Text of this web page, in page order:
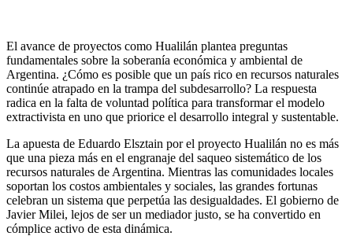
El avance de proyectos como Hualilán plantea preguntas
fundamentales sobre la soberanía económica y ambiental de
Argentina. ¿Cómo es posible que un país rico en recursos naturales
continúe atrapado en la trampa del subdesarrollo? La respuesta
radica en la falta de voluntad política para transformar el modelo
extractivista en uno que priorice el desarrollo integral y sustentable.
La apuesta de Eduardo Elsztain por el proyecto Hualilán no es más
que una pieza más en el engranaje del saqueo sistemático de los
recursos naturales de Argentina. Mientras las comunidades locales
soportan los costos ambientales y sociales, las grandes fortunas
celebran un sistema que perpetúa las desigualdades. El gobierno de
Javier Milei, lejos de ser un mediador justo, se ha convertido en
cómplice activo de esta dinámica.